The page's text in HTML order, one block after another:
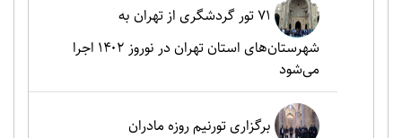
۷۱ تور گردشگری از تهران به
شهرستان‌های استان تهران در نوروز ۱۴۰۲ اجرا
می‌شود
برگزاری تورنیم روزه مادران